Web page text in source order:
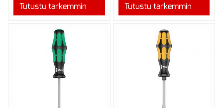
Tutustu tarkemmin
työskentel...
Tutustu tarkemmin